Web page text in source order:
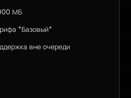
МБ
"Базовый"
вне очереди